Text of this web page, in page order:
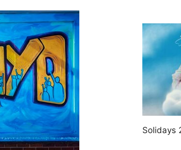
Solidays